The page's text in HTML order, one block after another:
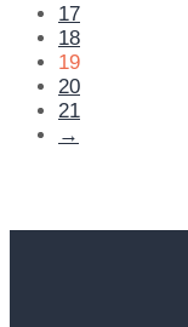
17
18
19
20
21
→